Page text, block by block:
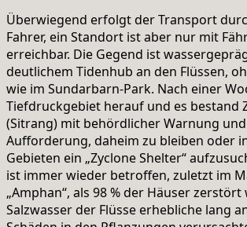
Überwiegend erfolgt der Transport
Fahrer, ein Standort ist aber nur mit
erreichbar. Die Gegend ist
deutlichem Tidenhub an den Flüssen,
wie im Sundarbarn-Park. Nach einer
Tiefdruckgebiet herauf und es bestand
(Sitrang) mit behördlicher Warnung
Aufforderung, daheim zu bleiben oder
Gebieten ein „Zyclone Shelter“
ist immer wieder betroffen, zuletzt im
„Amphan“, als 98 % der Häuser
Salzwasser der Flüsse erhebliche lang